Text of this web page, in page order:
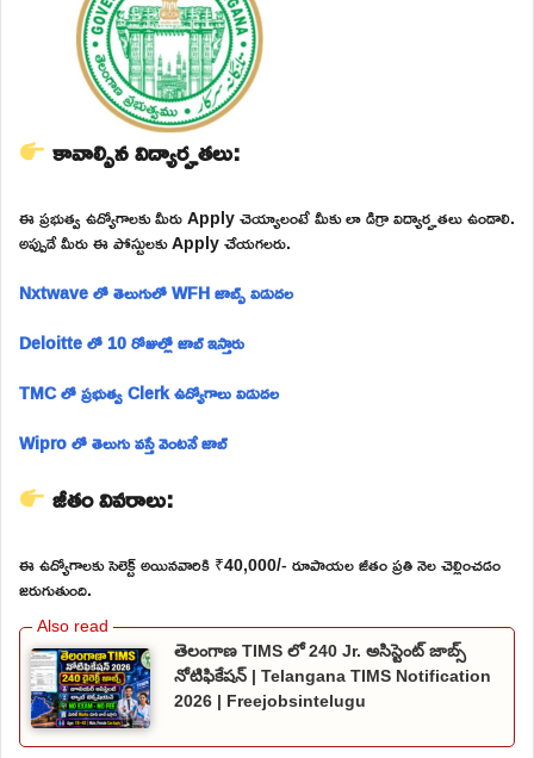
కావాల్సిన విద్యార్హతలు:
ఈ ప్రభుత్వ ఉద్యోగాలకు మీరు Apply చెయ్యాలంటే మీకు లా డిగ్రా విద్యార్హతలు ఉండాలి.
అప్పుడే మీరు ఈ పోస్టులకు Apply చేయగలరు.
Nxtwave లో తెలుగులో WFH జాబ్స్ విడుదల
Deloitte లో 10 రోజుల్లో జాబ్ ఇస్తారు
TMC లో ప్రభుత్వ Clerk ఉద్యోగాలు విడుదల
Wipro లో తెలుగు వస్తే వెంటనే జాబ్
జీతం వివరాలు:
ఈ ఉద్యోగాలకు సెలెక్ట్ అయినవారికి ₹40,000/- రూపాయల జీతం ప్రతి నెల చెల్లించడం
జరుగుతుంది.
తెలంగాణ TIMS లో 240 Jr. అసిస్టెంట్ జాబ్స్
నోటిఫికేషన్ | Telangana TIMS Notification
2026 | Freejobsintelugu